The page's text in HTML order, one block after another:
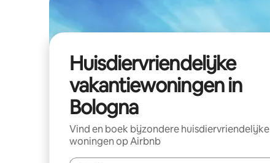
Huisdiervriendelijke
vakantiewoningen in
Bologna
Vind en boek bijzondere huisdiervriendelijke
woningen op Airbnb